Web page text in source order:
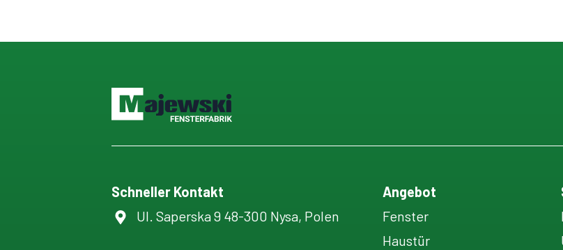
Schneller Kontakt
Ul. Saperska 9 48-300 Nysa, Polen
Angebot
Fenster
Haustür